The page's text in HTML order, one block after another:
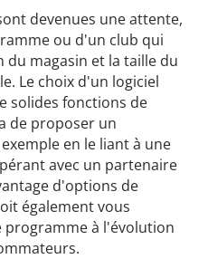
devenues une attente,
ou d'un club qui
magasin et la taille du
Le choix d'un logiciel
solides fonctions de
de proposer un
en le liant à une
avec un partenaire
d'options de
également vous
à l'évolution